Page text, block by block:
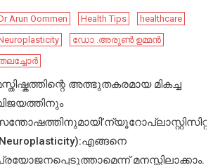
Arun Oommen Health Tips
healthcare
ഡോ .അരുൺ ഉമ്മൻ
അത്ഭുതകരമായ മികച്ച
മനസ്സിലാക്കാം.